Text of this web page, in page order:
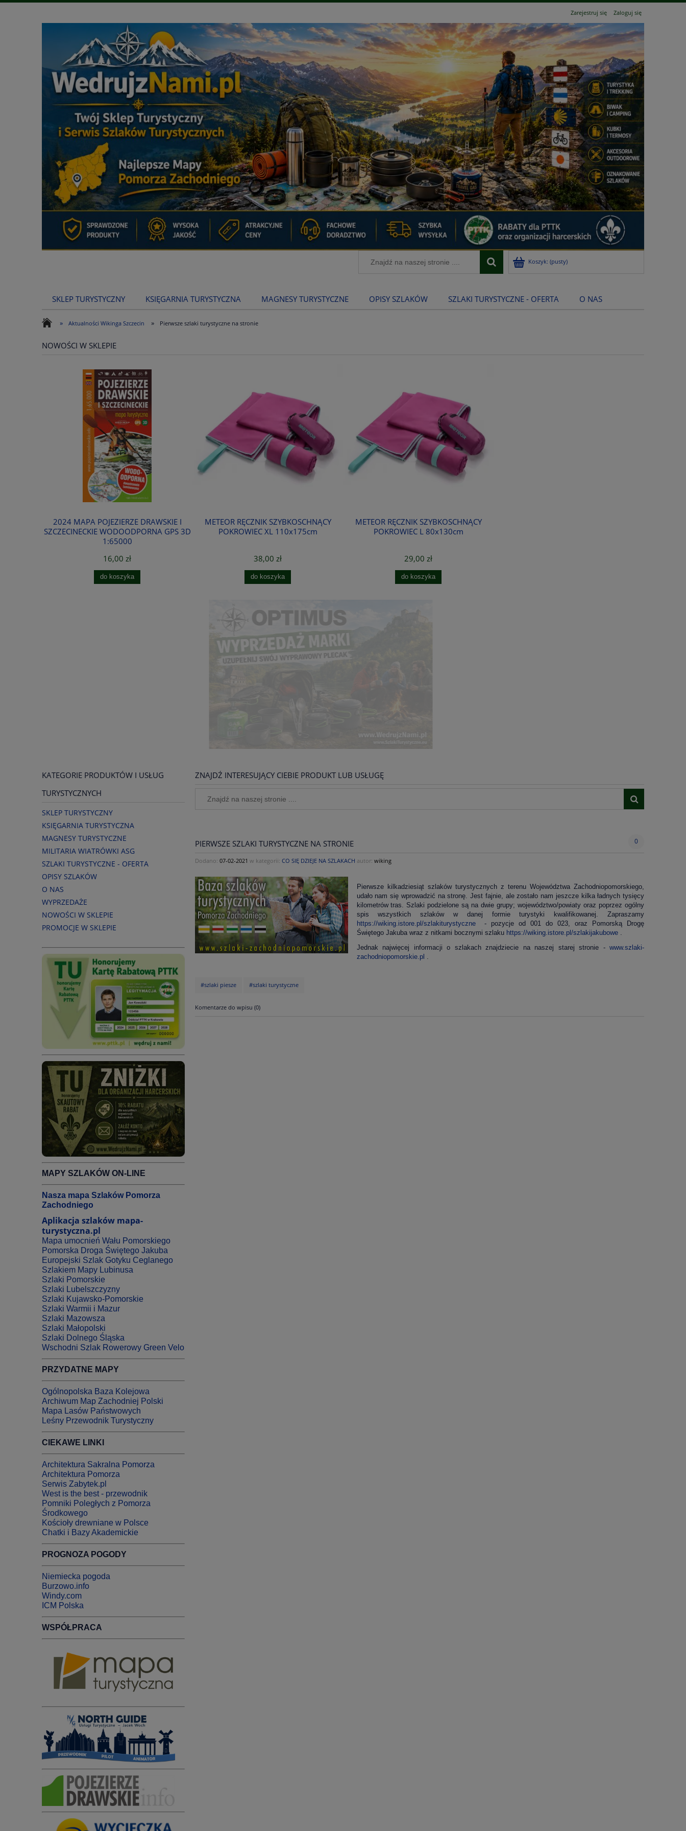
Zarejestruj się Zaloguj się
Koszyk: (pusty)
SKLEP TURYSTYCZNY KSIĘGARNIA TURYSTYCZNA MAGNESY TURYSTYCZNE OPISY SZLAKÓW SZLAKI TURYSTYCZNE - OFERTA O NAS
» Aktualności Wikinga Szczecin » Pierwsze szlaki turystyczne na stronie
NOWOŚCI W SKLEPIE
2024 MAPA POJEZIERZE DRAWSKIE I
SZCZECINECKIE WODOODPORNA GPS 3D
1:65000
16,00 zł
do koszyka
METEOR RĘCZNIK SZYBKOSCHNĄCY
POKROWIEC XL 110x175cm
38,00 zł
do koszyka
METEOR RĘCZNIK SZYBKOSCHNĄCY
POKROWIEC L 80x130cm
29,00 zł
do koszyka
KATEGORIE PRODUKTÓW I USŁUG
TURYSTYCZNYCH
SKLEP TURYSTYCZNY
KSIĘGARNIA TURYSTYCZNA
MAGNESY TURYSTYCZNE
MILITARIA WIATRÓWKI ASG
SZLAKI TURYSTYCZNE - OFERTA
OPISY SZLAKÓW
O NAS
WYPRZEDAŻE
NOWOŚCI W SKLEPIE
PROMOCJE W SKLEPIE
MAPY SZLAKÓW ON-LINE
Nasza mapa Szlaków Pomorza
Zachodniego
Aplikacja szlaków mapa-
turystyczna.pl
Mapa umocnień Wału Pomorskiego
Pomorska Droga Świętego Jakuba
Europejski Szlak Gotyku Ceglanego
Szlakiem Mapy Lubinusa
Szlaki Pomorskie
Szlaki Lubelszczyzny
Szlaki Kujawsko-Pomorskie
Szlaki Warmii i Mazur
Szlaki Mazowsza
Szlaki Małopolski
Szlaki Dolnego Śląska
Wschodni Szlak Rowerowy Green Velo
PRZYDATNE MAPY
Ogólnopolska Baza Kolejowa
Archiwum Map Zachodniej Polski
Mapa Lasów Państwowych
Leśny Przewodnik Turystyczny
CIEKAWE LINKI
Architektura Sakralna Pomorza
Architektura Pomorza
Serwis Zabytek.pl
West is the best - przewodnik
Pomniki Poległych z Pomorza
Środkowego
Kościoły drewniane w Polsce
Chatki i Bazy Akademickie
PROGNOZA POGODY
Niemiecka pogoda
Burzowo.info
Windy.com
ICM Polska
WSPÓŁPRACA
ZNAJDŹ INTERESUJĄCY CIEBIE PRODUKT LUB USŁUGĘ
PIERWSZE SZLAKI TURYSTYCZNE NA STRONIE 0
Dodano: 07-02-2021 w kategorii: CO SIĘ DZIEJE NA SZLAKACH autor: wiking
Pierwsze kilkadziesiąt szlaków turystycznych z terenu Województwa Zachodniopomorskiego,
udało nam się wprowadzić na stronę. Jest fajnie, ale zostało nam jeszcze kilka ładnych tysięcy
kilometrów tras. Szlaki podzielone są na dwie grupy; województwo/powiaty oraz poprzez ogólny
spis wszystkich szlaków w danej formie turystyki kwalifikowanej. Zapraszamy
https://wiking.istore.pl/szlakiturystyczne- pozycje od 001 do 023, oraz Pomorską Drogę
Świętego Jakuba wraz z nitkami bocznymi szlaku https://wiking.istore.pl/szlakijakubowe.
Jednak najwięcej informacji o szlakach znajdziecie na naszej starej stronie - www.szlaki-
zachodniopomorskie.pl
#szlaki piesze #szlaki turystyczne
Komentarze do wpisu (0)